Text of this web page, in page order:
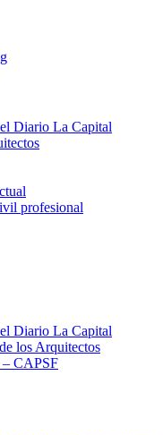
Diario La Capital
profesional
Diario La Capital
los Arquitectos
CAPSF